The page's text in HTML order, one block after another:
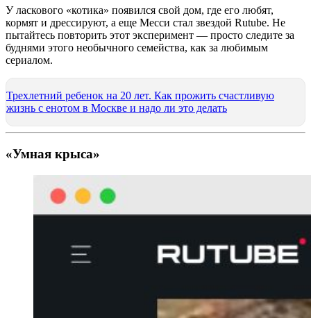
У ласкового «котика» появился свой дом, где его любят,
кормят и дрессируют, а еще Месси стал звездой Rutube. Не
пытайтесь повторить этот эксперимент — просто следите за
буднями этого необычного семейства, как за любимым
сериалом.
Трехлетний ребенок на 20 лет. Как прожить счастливую
жизнь с енотом в Москве и надо ли это делать
«Умная крыса»